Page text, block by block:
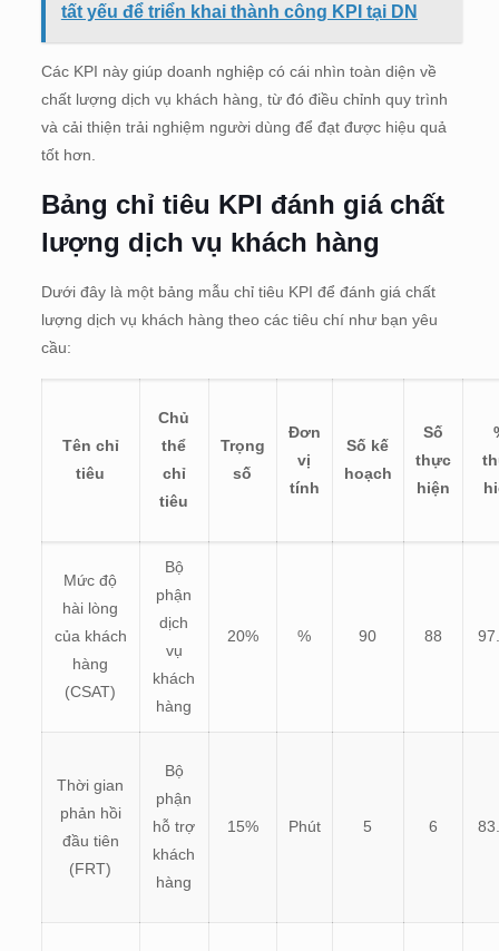
tất yếu để triển khai thành công KPI tại DN
Các KPI này giúp doanh nghiệp có cái nhìn toàn diện về
chất lượng dịch vụ khách hàng, từ đó điều chỉnh quy trình
và cải thiện trải nghiệm người dùng để đạt được hiệu quả
tốt hơn.
Bảng chỉ tiêu KPI đánh giá chất
lượng dịch vụ khách hàng
Dưới đây là một bảng mẫu chỉ tiêu KPI để đánh giá chất
lượng dịch vụ khách hàng theo các tiêu chí như bạn yêu
cầu:
Tên chỉ
tiêu
Chủ
thể
chỉ
tiêu
Trọng
số
Đơn
vị
tính
Số kế
hoạch
Số
thực
hiện
Mức độ
hài lòng
của khách
hàng
(CSAT)
Bộ
phận
dịch
vụ
khách
hàng
20% % 90 88
Thời gian
phản hồi
đầu tiên
(FRT)
Bộ
phận
hỗ trợ
khách
hàng
15% Phút 5 6